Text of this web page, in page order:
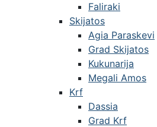
Faliraki
Skijatos
Agia Paraskevi
Grad Skijatos
Kukunarija
Megali Amos
Krf
Dassia
Grad Krf